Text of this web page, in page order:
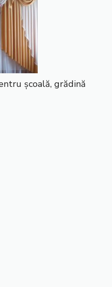
școală, grădină